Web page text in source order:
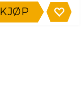
KJØP